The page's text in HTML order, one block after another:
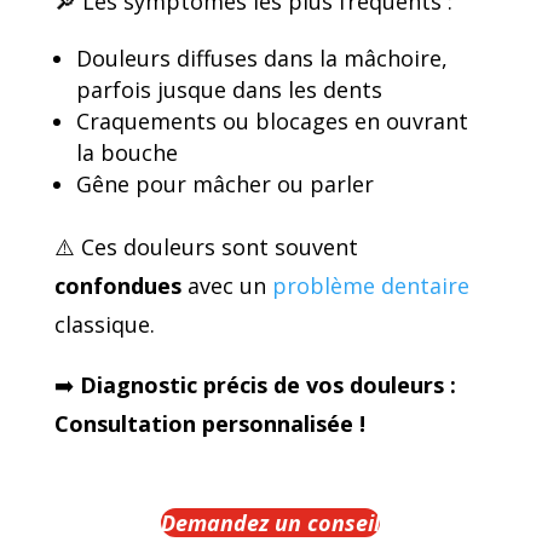
Douleurs diffuses dans la mâchoire,
parfois jusque dans les dents
Craquements ou blocages en ouvrant
la bouche
Gêne pour mâcher ou parler
⚠️ Ces douleurs sont souvent
confonduesavec un problème dentaire
classique.
➡️ Diagnostic précis de vos douleurs :
Consultation personnalisée !
Demandez un conseil